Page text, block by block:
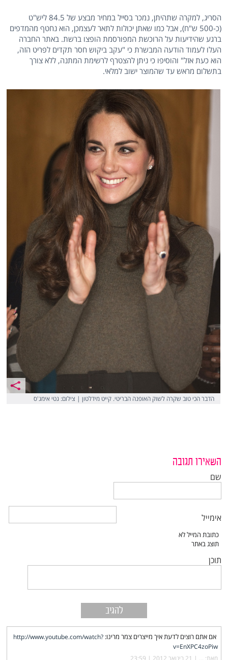
הסריג, למקרה שתהיתן, נמכר בסייל במחיר מבצע של 84.5 ליש"ט
(כ-500 ש"ח), אבל כמו שאתן יכולות לתאר לעצמכן, הוא נחטף מהמדפים
ברגע שהידיעות על הרוכשת המפורסמת הופצו ברשת. באתר החברה
העלו לעמוד הודעה המבשרת כי "עקב ביקוש חסר תקדים לפריט הזה,
הוא כעת אזל" והוסיפו כי ניתן להצטרף לרשימת המתנה, ללא צורך
בתשלום מראש עד שהמוצר ישוב למלאי.
הדבר הכי טוב שקרה לשוק האופנה הבריטי. קייט מידלטון | צילום: גטי אימג'ס
השאירו תגובה
שם
אימייל
תוכן
אם אתם רוצים לדעת איך מייצרים צמר מרינו:http://www.youtube.com/watch?
v=EnXPC4zoPiw